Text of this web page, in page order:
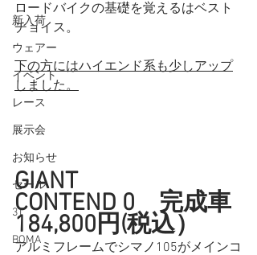
新入荷
ウェアー
イベント
レース
展示会
お知らせ
セール
3T
BOMA
ロードバイクの基礎を覚えるはベスト
チョイス。
下の方にはハイエンド系も少しアップ
しました。
GIANT
CONTEND 0　完成車
184,800円(税込）
アルミフレームでシマノ105がメインコ